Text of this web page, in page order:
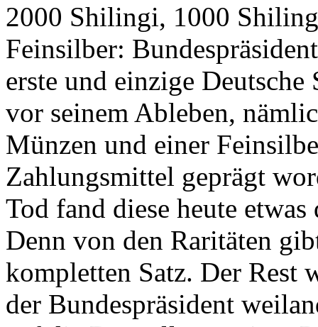
2000 Shilingi, 1000
Feinsilber:
erste und einzige Deutsche
vor seinem Ableben,
Münzen und einer
Zahlungsmittel geprägt
Tod fand diese heute
Denn von den Raritäten
kompletten Satz. Der Rest
der Bundespräsident